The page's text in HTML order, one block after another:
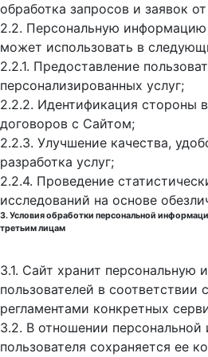
обработка запросов и заявок
2.2. Персональную информацию
может использовать в
2.2.1. Предоставление
персонализированных услуг;
2.2.2. Идентификация стороны
договоров с Сайтом;
2.2.3. Улучшение качества,
разработка услуг;
2.2.4. Проведение
исследований на основе
3. Условия обработки персональной
третьим лицам
3.1. Сайт хранит персональную
пользователей в соответствии
регламентами конкретных
3.2. В отношении
пользователя сохраняется ее